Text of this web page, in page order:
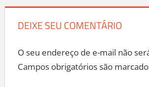
DEIXE SEU COMENTÁRIO
O seu endereço de e-mail não
Campos obrigatórios são